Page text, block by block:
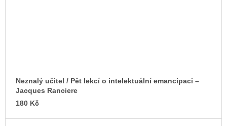
Neznalý učitel / Pět lekcí o intelektuální emancipaci –
Jacques Ranciere
180 Kč